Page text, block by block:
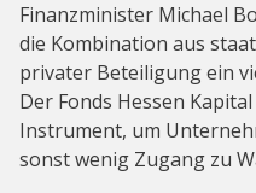
Finanzminister Michael
die Kombination aus
privater Beteiligung ein
Der Fonds Hessen
Instrument, um
sonst wenig Zugang zu